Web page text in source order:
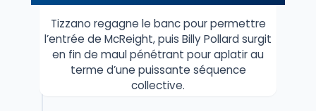
Tizzano regagne le banc pour permettre
l’entrée de McReight, puis Billy Pollard surgit
en fin de maul pénétrant pour aplatir au
terme d’une puissante séquence
collective.